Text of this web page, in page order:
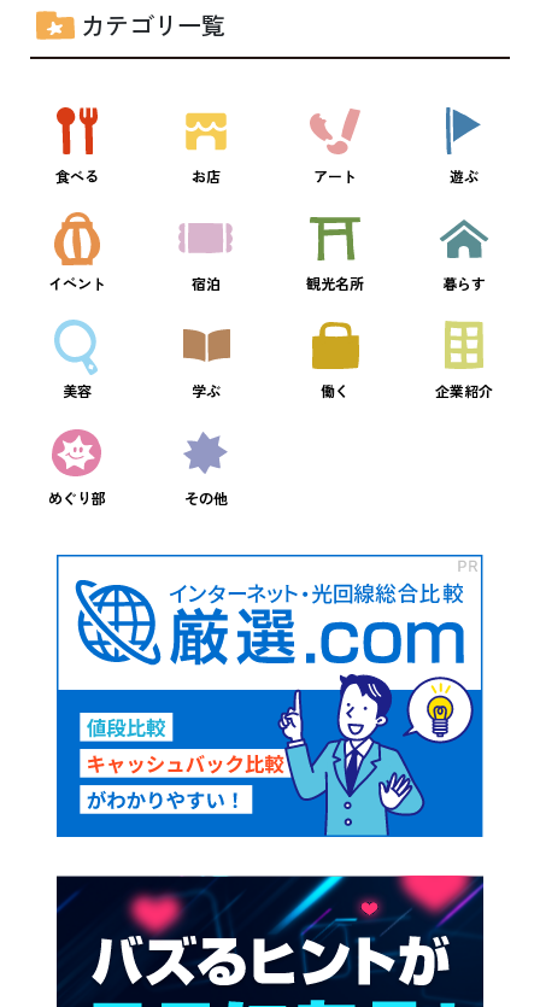
カテゴリ一覧
食べる お店 アート 遊ぶ
イベント 宿泊 観光名所 暮らす
美容 学ぶ 働く 企業紹介
めぐり部 その他